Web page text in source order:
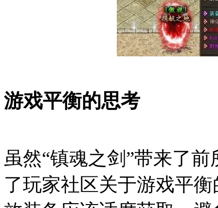
游戏平衡的思考
虽然“镇魂之剑”带来了
了玩家社区关于游戏平